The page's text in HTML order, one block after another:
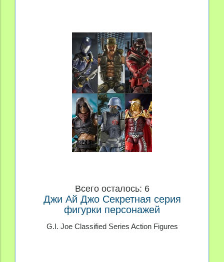
Всего осталось: 6
Джи Ай Джо Секретная серия
фигурки персонажей
G.I. Joe Classified Series Action Figures